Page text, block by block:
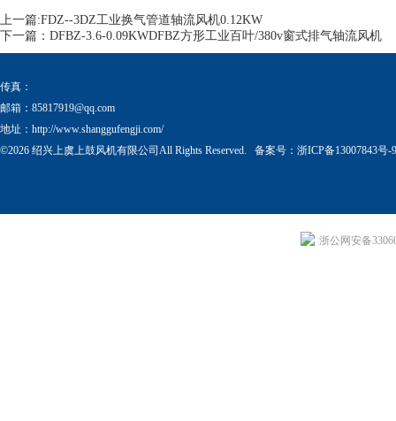
上一篇:FDZ--3DZ工业换气管道轴流风机0.12KW
下一篇： DFBZ-3.6-0.09KWDFBZ方形工业百叶/380v窗式排气轴流风机
传真：
邮箱： 85817919@qq.com
地址：http://www.shanggufengji.com/
©2026 绍兴上虞上鼓风机有限公司All Rights Reserved. 备案号： 浙ICP备13007843号-9
浙公网安备